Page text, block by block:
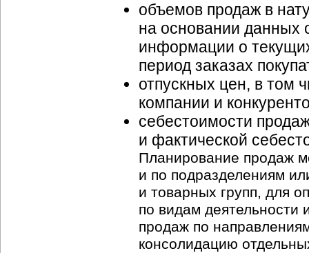
объемов продаж в
на основании данных
информации о
период заказах
отпускных цен, в том
компании и
себестоимости
и фактической
Планирование продаж
и по подразделениям
и товарных групп, для
по видам деятельности
продаж по
консолидацию